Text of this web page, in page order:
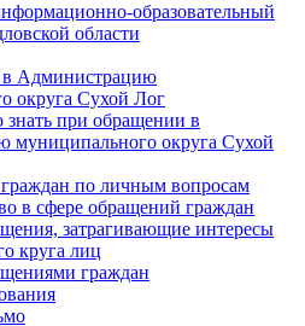
образовательный
области
в Администрацию
округа Сухой Лог
знать при обращении в
муниципального округа Сухой
по личным вопросам
в сфере обращений граждан
затрагивающие интересы
круга лиц
граждан